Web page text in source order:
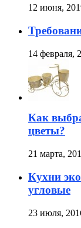
12 июня,
14 февраля,
Как
цветы?
21 марта,
Кухни
угловые
23 июля,